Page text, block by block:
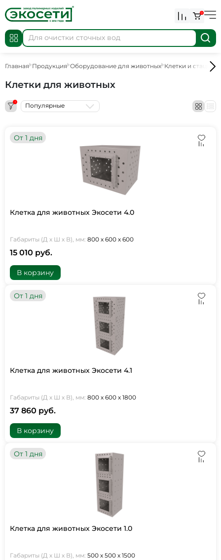
0
Главная Продукция Оборудование для животных Клетки и
Клетки для животных
1 Популярные
От 1 дня
Клетка для животных Экосети 4.0
Габариты (Д х Ш х В), мм: 800 х 600 х 600
15 010 руб.
В корзину
От 1 дня
Клетка для животных Экосети 4.1
Габариты (Д х Ш х В), мм: 800 х 600 х 1800
37 860 руб.
В корзину
От 1 дня
Клетка для животных Экосети 1.0
Габариты (Д х Ш х В), мм: 500 х 500 х 1500